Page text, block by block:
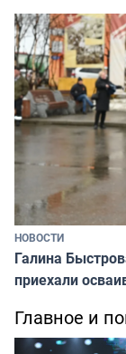
НОВОСТИ
Галина
приехали
Главное и